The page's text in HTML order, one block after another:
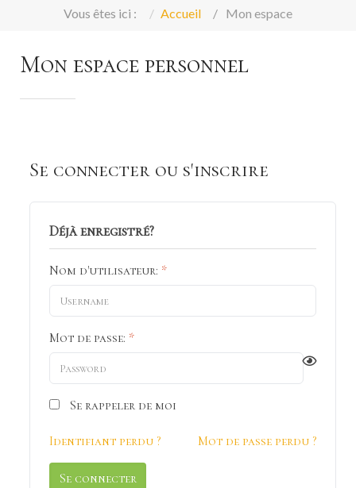
Vous êtes ici : Accueil Mon espace
Mon espace personnel
Se connecter ou s'inscrire
Déjà enregistré?
Nom d'utilisateur: *
Mot de passe: *
Voir
Se rappeler de moi
Identifiant perdu ? Mot de passe perdu ?